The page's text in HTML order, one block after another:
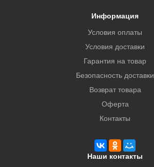
Информация
Условия оплаты
Условия доставки
Гарантия на товар
Безопасность доставки
Возврат товара
Оферта
Контакты
Наши контакты